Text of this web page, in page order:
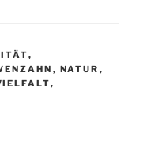
,
, NATUR ,
,